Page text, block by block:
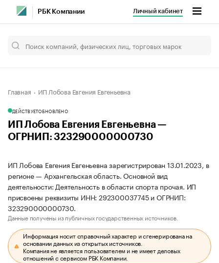
РБК Компании Личный кабинет
Главная ИП Лобова Евгения Евгеньевна
ДЕЙСТВУЕТОБНОВЛЕНО
ИП Лобова Евгения Евгеньевна —
ОГРНИП: 323290000000730
ИП Лобова Евгения Евгеньевна зарегистрирован 13.01.2023, в
регионе — Архангельская область. Основной вид
деятельности: Деятельность в области спорта прочая. ИП
присвоены реквизиты ИНН: 292300037745 и ОГРНИП:
323290000000730.
Данные получены из публичных государственных источников.
Информация носит справочный характер и сгенерирована на
основании данных из открытых источников.
Компания не является пользователем и не имеет деловых
отношений с сервисом РБК Компании.